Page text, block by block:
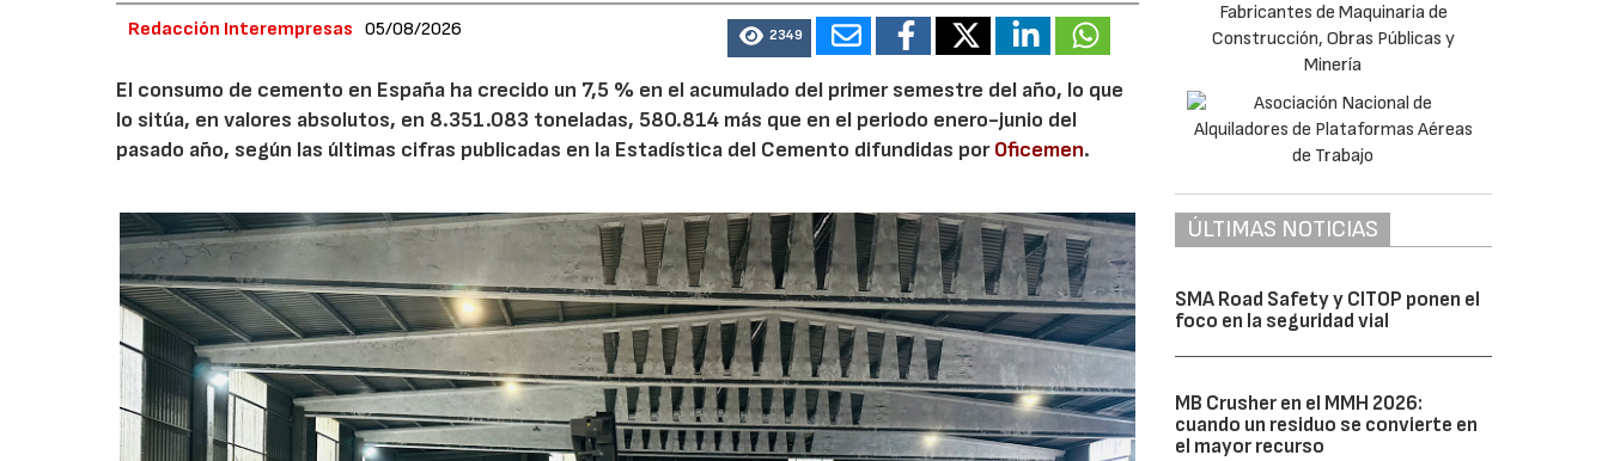
Redacción Interempresas 05/08/2026 2349
El consumo de cemento en España ha crecido un 7,5 % en el acumulado del primer semestre del año, lo que
lo sitúa, en valores absolutos, en 8.351.083 toneladas, 580.814 más que en el periodo enero-junio del
pasado año, según las últimas cifras publicadas en la Estadística del Cemento difundidas porOficemen.
ÚLTIMAS NOTICIAS
SMA Road Safety y CITOP ponen el
foco en la seguridad vial
MB Crusher en el MMH 2026:
cuando un residuo se convierte en
el mayor recurso